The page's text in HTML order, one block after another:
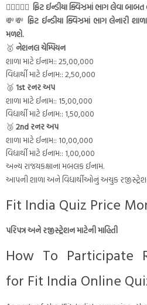
🏃🏻‍♀️🏃‍♂️ ફિટ ઈન્ડીયા ક્વિઝમાં ભાગ લેવા બાબત
💸💸 ફિટ ઈન્ડીયા ક્વિઝમાં ભાગ લેનારી
મળશે.
🥇 નેશનલ ચેમ્પિયન
શાળા માટે ઈનામ:: 25,00,000
વિદ્યાર્થી માટે ઈનામ:: 2,50,000
🥈1st રનર અપ
શાળા માટે ઈનામ:: 15,00,000
વિદ્યાર્થી માટે ઈનામ:: 1,50,000
🥉2nd રનર અપ
શાળા માટે ઈનામ:: 10,00,000
વિદ્યાર્થી માટે ઈનામ:: 1,00,000
અન્ય રાજયકક્ષાના મબલક ઈનામ.
આપની શાળા અને વિદ્યાર્થીઓનું અચુક
Fit India Quiz Price
પરિપત્ર અને રજીસ્ટ્રેશન માટેની માહિતી
How To Participate
for Fit India Online